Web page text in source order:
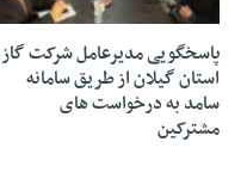
۲۸ بهمن ۱۴۰۴
پاسخگویی مدیرعامل شرکت گاز
استان گیلان از طریق سامانه
سامد به درخواست های
مشترکین